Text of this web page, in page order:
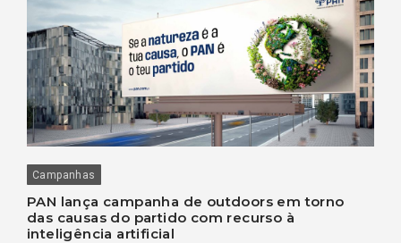
Campanhas
PAN lança campanha de outdoors em torno
das causas do partido com recurso à
inteligência artificial